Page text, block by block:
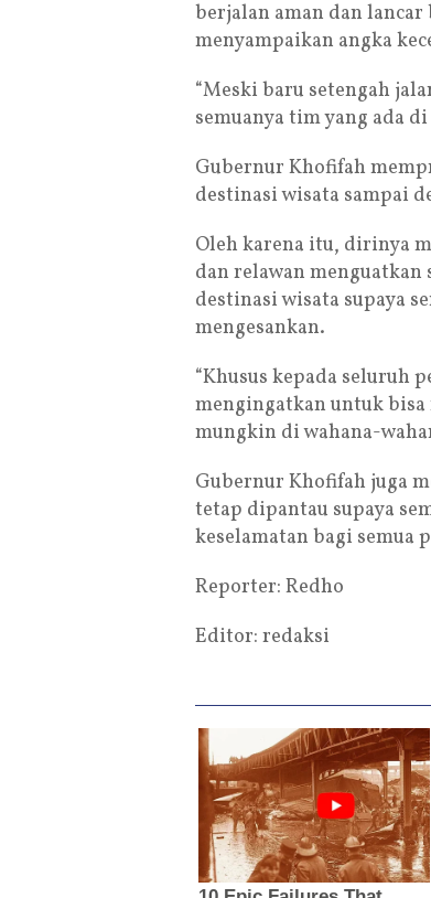
berjalan aman dan
menyampaikan angka
“Meski baru setengah
semuanya tim yang ada
Gubernur Khofifah
destinasi wisata sampai
Oleh karena itu, dirinya
dan relawan
destinasi wisata supaya
mengesankan.
“Khusus kepada seluruh
mengingatkan untuk bisa
mungkin di wahana-
Gubernur Khofifah juga
tetap dipantau supaya
keselamatan bagi semua
Reporter: Redho
Editor: redaksi